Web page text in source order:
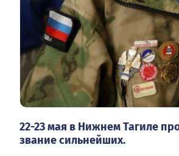
22-23 мая в Нижнем Тагиле
звание сильнейших.